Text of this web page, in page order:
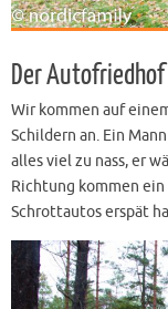
Der
Wir kommen auf
Schildern an. Ein
alles viel zu nass, er
Richtung kommen
Schrottautos erspät